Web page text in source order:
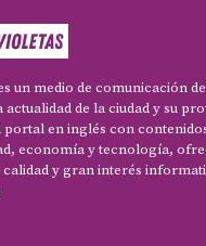
un medio de comunicación
actualidad de la ciudad y su
en inglés con
economía y tecnología,
y gran interés